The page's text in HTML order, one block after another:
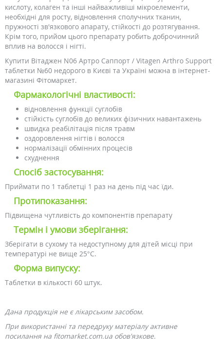
кислоту, колаген та інші найважливіші мікроелементи,
необхідні для росту, відновлення сполучних тканин,
пружності зв'язкового апарату, стійкості до розтягування.
Крім того, прийом цього препарату робить доброчинний
вплив на волосся і нігті.
Купити Вітаджен N06 Артро Саппорт / Vitagen Arthro Support
таблетки №60 недорого в Києві та Україні можна в інтернет-
магазині Фітомаркет.
Фармакологічні властивості:
відновлення функції суглобів
стійкість суглобів до великих фізичних навантажень
швидка реабілітація після травм
оздоровлення нігтів і волосся
нормалізації обмінних процесів
схуднення
Спосіб застосування:
Приймати по 1 таблетці 1 раз на день під час їди.
Протипоказання:
Підвищена чутливість до компонентів препарату
Термін і умови зберігання:
Зберігати в сухому та недоступному для дітей місці при
температурі не вище 25°C.
Форма випуску:
Таблетки в кількості 60 штук.
Дана продукція не є лікарським засобом.
При використанні та передруку матеріалу активне
посилання на fitomarket.com.ua обов'язкове.